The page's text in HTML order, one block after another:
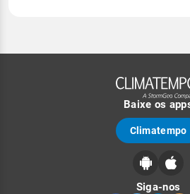
Baixe os
Climatempo
Siga-nos